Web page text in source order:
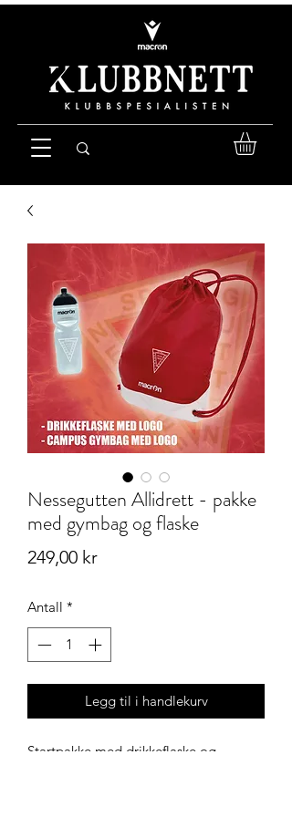
Nessegutten Allidrett - pakke
med gymbag og flaske
249,00 krPris
Antall *
Legg til i handlekurv
Startpakke med drikkeflaske og